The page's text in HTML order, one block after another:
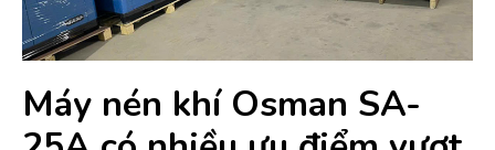
Máy nén khí Osman SA-